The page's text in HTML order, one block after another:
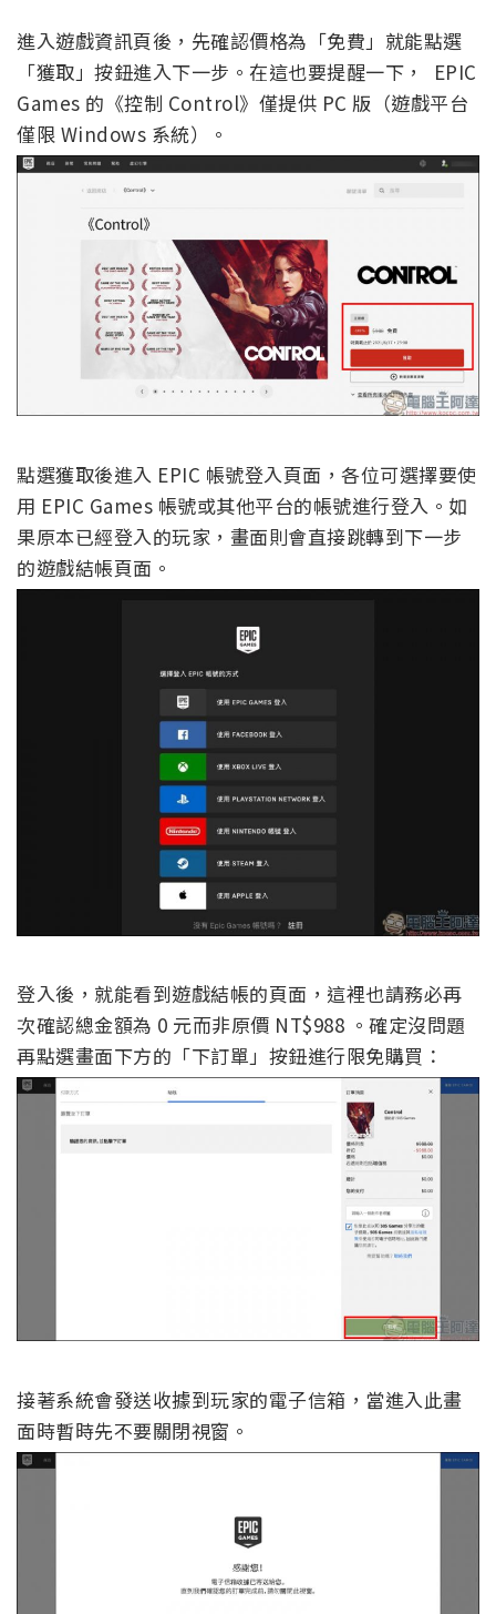
進入遊戲資訊頁後，先確認價格為「免費」就能點選
「獲取」按鈕進入下一步。在這也要提醒一下， EPIC
Games 的《控制 Control》僅提供 PC 版（遊戲平台
僅限 Windows 系統）。
點選獲取後進入 EPIC 帳號登入頁面，各位可選擇要使
用 EPIC Games 帳號或其他平台的帳號進行登入。如
果原本已經登入的玩家，畫面則會直接跳轉到下一步
的遊戲結帳頁面。
登入後，就能看到遊戲結帳的頁面，這裡也請務必再
次確認總金額為 0 元而非原價 NT$988 。確定沒問題
再點選畫面下方的「下訂單」按鈕進行限免購買：
接著系統會發送收據到玩家的電子信箱，當進入此畫
面時暫時先不要關閉視窗。